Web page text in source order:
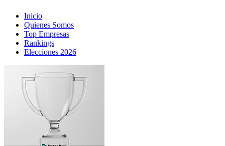
Inicio
Quienes Somos
Top Empresas
Rankings
Elecciones 2026